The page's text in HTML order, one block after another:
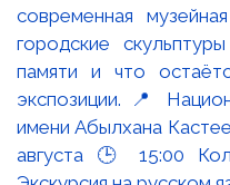
современная
городские
памяти и что
экспозиции. 📍
имени Абылхана
августа 🕒 15:00